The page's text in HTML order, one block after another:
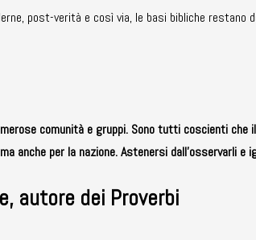
post-verità e così via, le basi bibliche restano
comunità e gruppi. Sono tutti coscienti
anche per la nazione. Astenersi dall’osservarli e
autore dei Proverbi